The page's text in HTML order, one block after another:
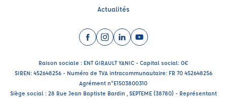
Actualités
Facebook (nouvelle fenêtre)
Instagram (nouvelle fenêtre)
LinkedIn (nouvelle fenêtre)
YouTube (nouvelle
Raison sociale : ENT GIRAULT YANIC - Capital social: 0€
SIREN: 452648256 - Numéro de TVA intracommunautaire: FR 70 452648256
Agrément n°E1503800310
Siège social : 28 Rue Jean Baptiste Bardin , SEPTEME (38780) - Représentant